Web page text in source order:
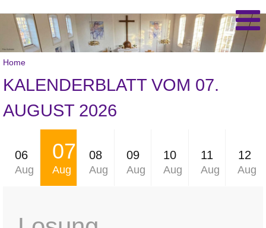
Home
KALENDERBLATT VOM 07.
AUGUST 2026
06
Aug
07
Aug
08
Aug
09
Aug
10
Aug
11
Aug
12
Aug